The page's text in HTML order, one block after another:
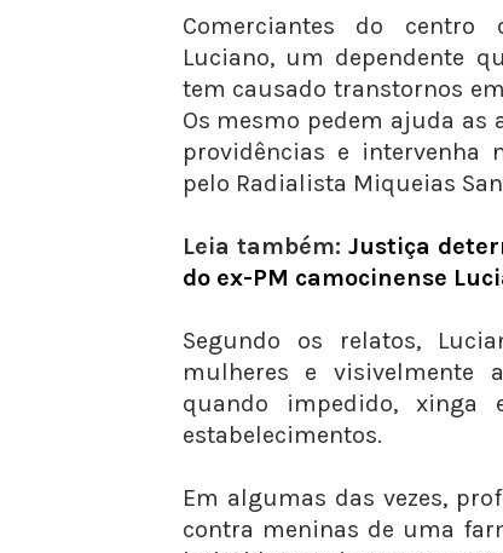
Comerciantes do centro
Luciano, um dependente
tem causado transtornos
Os mesmo pedem ajuda
providências e intervenha
pelo Radialista Miqueias
Leia também: Justiça
do ex-PM camocinense
Segundo os relatos,
mulheres e visivelmente
quando impedido, xinga
estabelecimentos.
Em algumas das vezes,
contra meninas de uma